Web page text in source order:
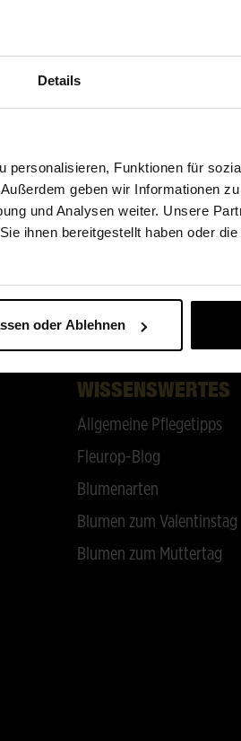
Details
personalisieren, Funktionen für
geben wir Informationen
und Analysen weiter. Unsere
ihnen bereitgestellt haben oder
oder Ablehnen
WISSENSWERTES
Allgemeine Pflegetipps
Fleurop-Blog
Blumenarten
Blumen zum Valentinstag
Blumen zum Muttertag